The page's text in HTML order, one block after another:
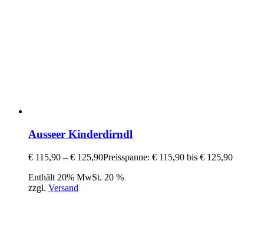
Ausseer Kinderdirndl
€ 115,90 – € 125,90Preisspanne: € 115,90 bis € 125,90
Enthält 20% MwSt. 20 %
zzgl. Versand